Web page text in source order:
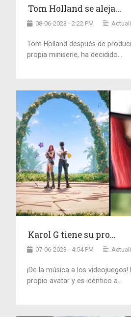
Tom Holland se aleja...
08-06-2023 - 2:22 PM
Tom Holland después de
propia miniserie, ha decidido...
Karol G tiene su pro...
07-06-2023 - 4:54 PM
¡De la música a los videojuegos!
propio avatar y es idéntico a...